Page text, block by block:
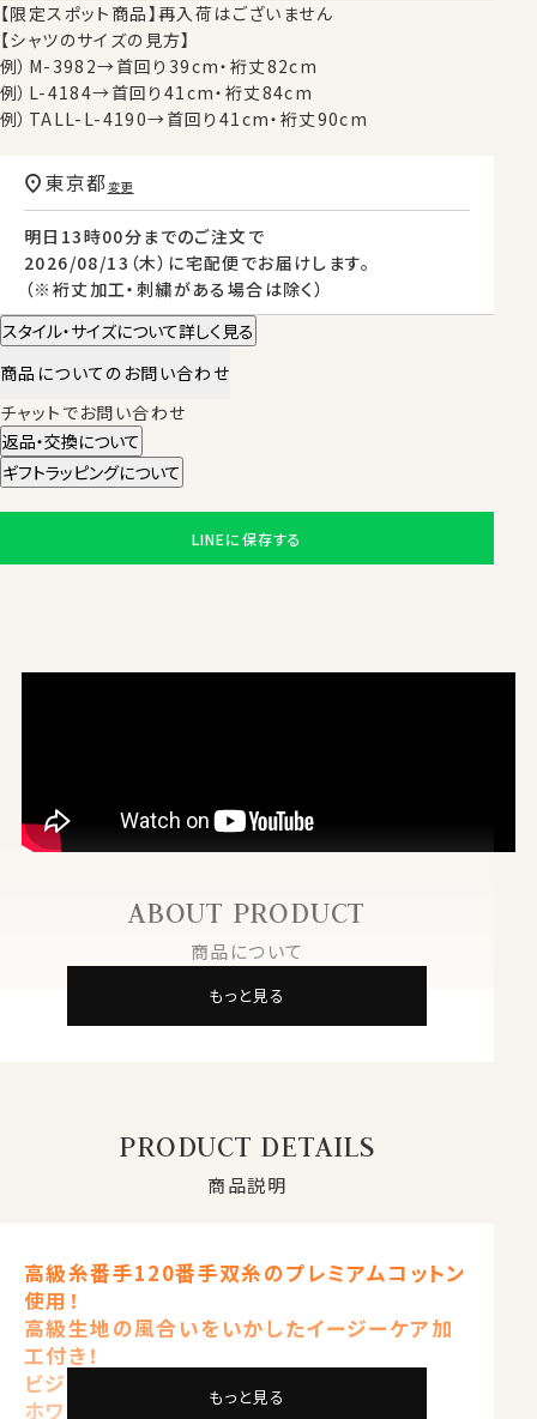
【限定スポット商品】再入荷はございません
【シャツのサイズの見方】
例）M-3982→首回り39cm・裄丈82cm
例）L-4184→首回り41cm・裄丈84cm
例）TALL-L-4190→首回り41cm・裄丈90cm
明日 13時00分までのご注文で
2026/08/13（木） に宅配便 でお届けします。
（※裄丈加工・刺繍がある場合は除く）
東京都変更
スタイル・サイズについて詳しく見る
商品についてのお問い合わせ
チャットでお問い合わせ
返品・交換について
ギフトラッピングについて
LINEに保存する
ABOUT PRODUCT
商品について
もっと見る
PRODUCT DETAILS
商品説明
高級糸番手120番手双糸のプレミアムコットン
使用！
高級生地の風合いをいかしたイージーケア加
工付き！
ビジネスのみならずフォーマルにも
ホワイト 白
もっと見る